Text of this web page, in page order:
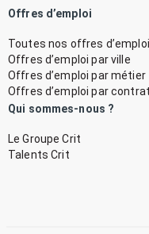
Offres d’emploi
Toutes nos offres d’emploi
Offres d’emploi par ville
Offres d’emploi par métier
Offres d’emploi par contrat
Qui sommes-nous ?
Le Groupe Crit
Talents Crit